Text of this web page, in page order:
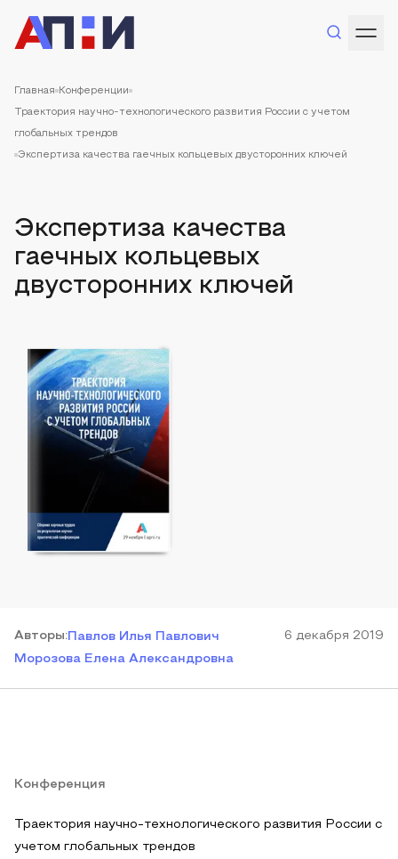
Главная Конференции
Траектория научно-технологического развития России с учетом
глобальных трендов
Экспертиза качества гаечных кольцевых двусторонних ключей
Экспертиза качества
гаечных кольцевых
двусторонних ключей
Авторы:Павлов Илья Павлович
Морозова Елена Александровна
6 декабря 2019
Конференция
Траектория научно-технологического развития России с
учетом глобальных трендов